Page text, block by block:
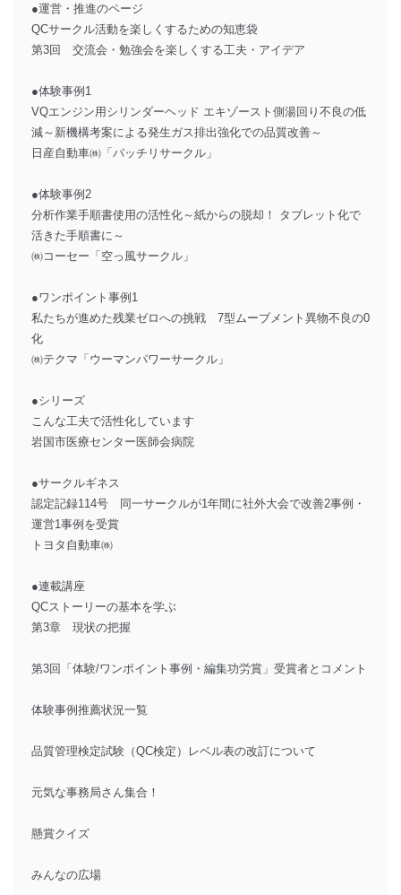
●運営・推進のページ
QCサークル活動を楽しくするための知恵袋
第3回 交流会・勉強会を楽しくする工夫・アイデア
●体験事例1
VQエンジン用シリンダーヘッド エキゾースト側湯回り不良の低
減～新機構考案による発生ガス排出強化での品質改善～
日産自動車㈱「バッチリサークル」
●体験事例2
分析作業手順書使用の活性化～紙からの脱却！ タブレット化で
活きた手順書に～
㈱コーセー「空っ風サークル」
●ワンポイント事例1
私たちが進めた残業ゼロへの挑戦 7型ムーブメント異物不良の0
化
㈱テクマ「ウーマンパワーサークル」
●シリーズ
こんな工夫で活性化しています
岩国市医療センター医師会病院
●サークルギネス
認定記録114号 同一サークルが1年間に社外大会で改善2事例・
運営1事例を受賞
トヨタ自動車㈱
●連載講座
QCストーリーの基本を学ぶ
第3章 現状の把握
第3回「体験/ワンポイント事例・編集功労賞」受賞者とコメント
体験事例推薦状況一覧
品質管理検定試験（QC検定）レベル表の改訂について
元気な事務局さん集合！
懸賞クイズ
みんなの広場